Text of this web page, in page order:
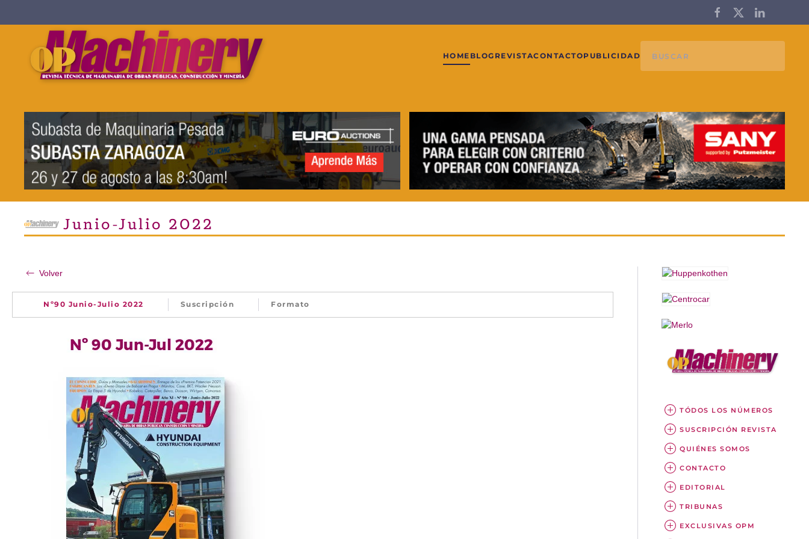
Skip to main content
HOME BLOG REVISTACONTACTOPUBLICIDAD
Junio-Julio 2022
Volver
Nº90 Junio-Julio 2022 Suscripción Formato
TÓDOS LOS NÚMEROS
SUSCRIPCIÓN REVISTA
QUIÉNES SOMOS
CONTACTO
EDITORIAL
TRIBUNAS
EXCLUSIVAS OPM